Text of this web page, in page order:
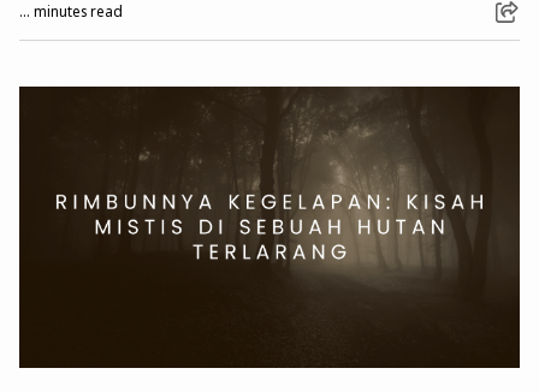
... minutes read